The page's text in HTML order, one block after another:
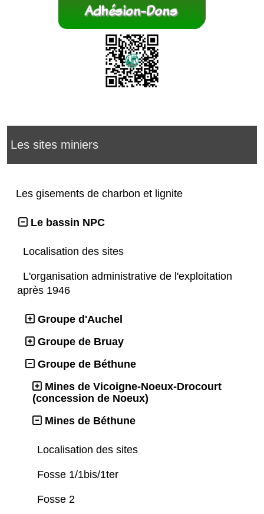
Les sites miniers
Les gisements de charbon et lignite
Le bassin NPC
Localisation des sites
L'organisation administrative de l'exploitation
après 1946
Groupe d'Auchel
Groupe de Bruay
Groupe de Béthune
Mines de Vicoigne-Noeux-Drocourt
(concession de Noeux)
Mines de Béthune
Localisation des sites
Fosse 1/1bis/1ter
Fosse 2